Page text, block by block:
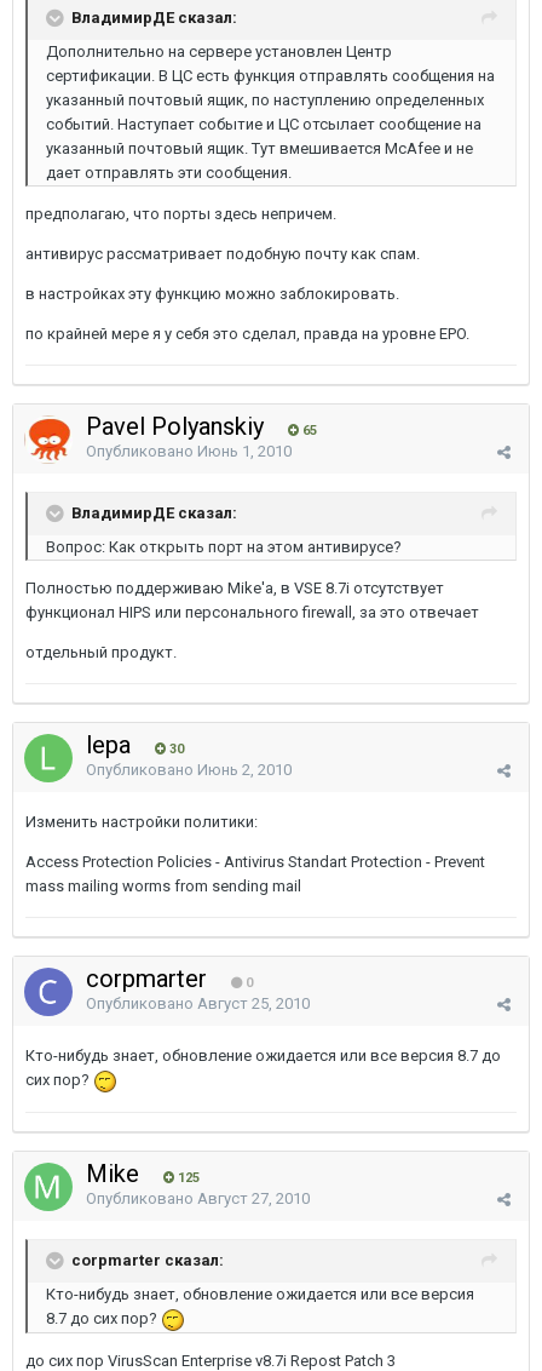
ВладимирДЕ сказал:
Дополнительно на сервере установлен Центр
сертификации. В ЦС есть функция отправлять сообщения на
указанный почтовый ящик, по наступлению определенных
событий. Наступает событие и ЦС отсылает сообщение на
указанный почтовый ящик. Тут вмешивается McAfee и не
дает отправлять эти сообщения.
предполагаю, что порты здесь непричем.
антивирус рассматривает подобную почту как спам.
в настройках эту функцию можно заблокировать.
по крайней мере я у себя это сделал, правда на уровне EPO.
Pavel Polyanskiy 65
Опубликовано Июнь 1, 2010
ВладимирДЕ сказал:
Вопрос: Как открыть порт на этом антивирусе?
Полностью поддерживаю Mike'а, в VSE 8.7i отсутствует
функционал HIPS или персонального firewall, за это отвечает
отдельный продукт.
lepa 30
Опубликовано Июнь 2, 2010
Изменить настройки политики:
Access Protection Policies - Antivirus Standart Protection - Prevent
mass mailing worms from sending mail
corpmarter 0
Опубликовано Август 25, 2010
Кто-нибудь знает, обновление ожидается или все версия 8.7 до
сих пор?
Mike 125
Опубликовано Август 27, 2010
corpmarter сказал:
Кто-нибудь знает, обновление ожидается или все версия
8.7 до сих пор?
до сих пор VirusScan Enterprise v8.7i Repost Patch 3